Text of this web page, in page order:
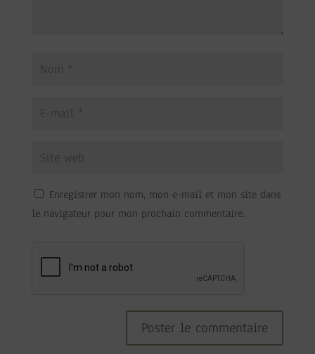
Enregistrer mon nom, mon e-mail et mon site dans
le navigateur pour mon prochain commentaire.